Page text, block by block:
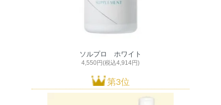
ソルプロ ホワイト
4,550円(税込4,914円)
第3位